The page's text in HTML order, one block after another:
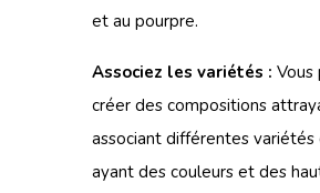
et au pourpre.
Associez les variétés : Vous
créer des compositions
associant différentes variétés
ayant des couleurs et des